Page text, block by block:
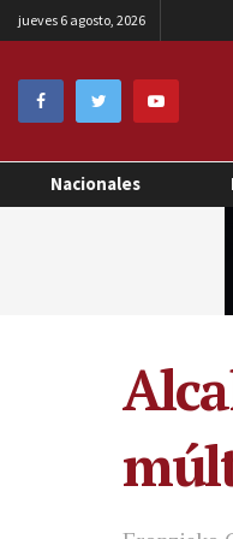
jueves 6 agosto, 2026
Nacionales